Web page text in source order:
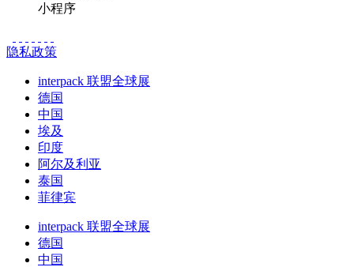
小程序
隐私政策
interpack 联盟全球展
德国
中国
埃及
印度
阿尔及利亚
泰国
菲律宾
interpack 联盟全球展
德国
中国